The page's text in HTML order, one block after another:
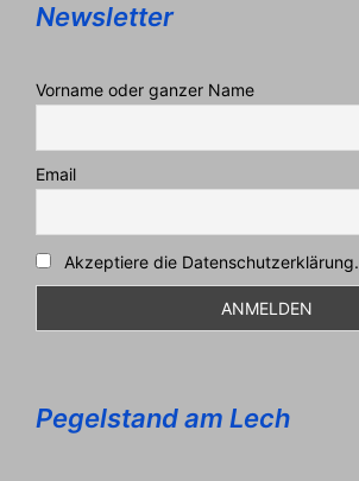
Newsletter
Vorname oder ganzer Name
Email
Akzeptiere die Datenschutzerklärung.
Pegelstand am Lech